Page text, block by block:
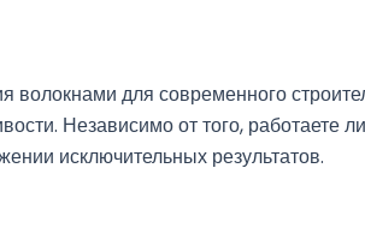
для современного
Независимо от того, работаете
исключительных результатов.